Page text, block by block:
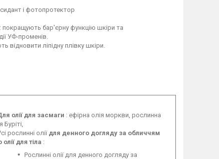
і фотопротектор
: покращують бар'єрну функцію шкіри та
УФ-променів.
відновити ліпідну плівку шкіри.
олії для засмаги : ефірна олія моркви, рослинна
Буріті,
рослинні олії для денного догляду за обличчям
олії для тіла :
Рослинні олії для денного догляду за